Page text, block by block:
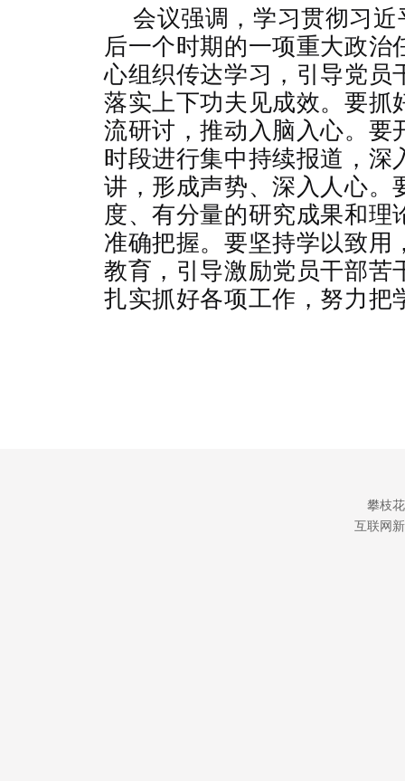
会议强调，学习贯彻习
后一个时期的一项重大政
心组织传达学习，引导党员
落实上下功夫见成效。要抓
流研讨，推动入脑入心。要
时段进行集中持续报道，深
讲，形成声势、深入人心。
度、有分量的研究成果和
准确把握。要坚持学以致用
教育，引导激励党员干部苦
扎实抓好各项工作，努力
攀枝
互联网